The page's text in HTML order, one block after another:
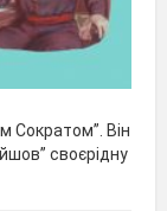
Сократом”. Він
своєрідну